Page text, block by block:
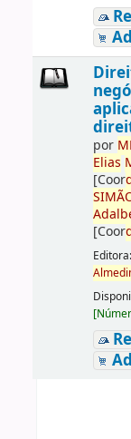
por
Elias
[Coor
[Coor
Editora:
[